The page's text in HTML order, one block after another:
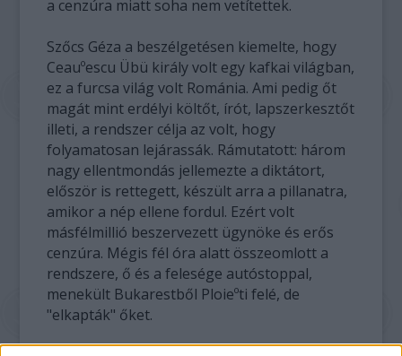
a cenzúra miatt soha nem vetítettek.
Szőcs Géza a beszélgetésen kiemelte, hogy
Ceauºescu Übü király volt egy kafkai világban,
ez a furcsa világ volt Románia. Ami pedig őt
magát mint erdélyi költőt, írót, lapszerkesztőt
illeti, a rendszer célja az volt, hogy
folyamatosan lejárassák. Rámutatott: három
nagy ellentmondás jellemezte a diktátort,
először is rettegett, készült arra a pillanatra,
amikor a nép ellene fordul. Ezért volt
másfélmillió beszervezett ügynöke és erős
cenzúra. Mégis fél óra alatt összeomlott a
rendszere, ő és a felesége autóstoppal,
menekült Bukarestből Ploieºti felé, de
"elkapták" őket.